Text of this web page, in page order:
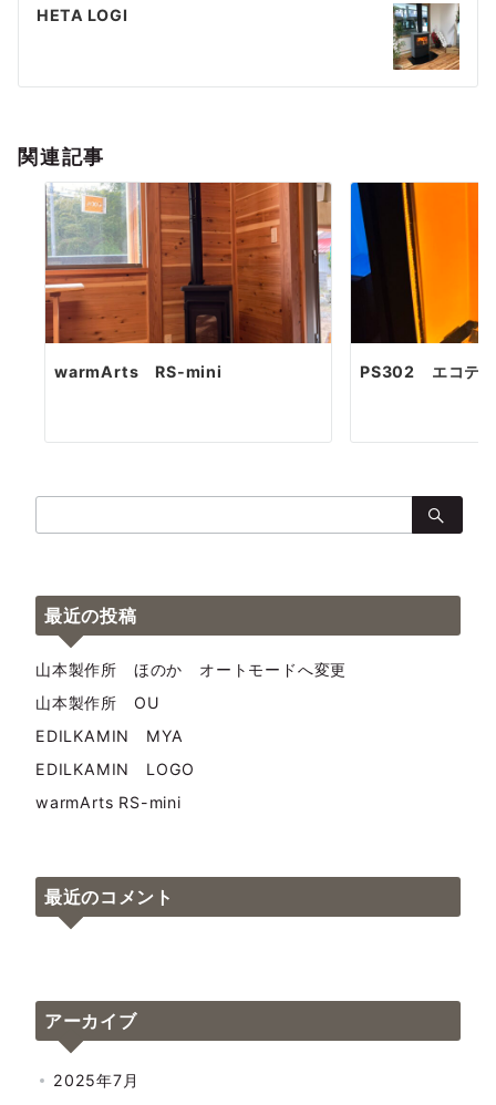
ゲ
シ
ン
HETA LOGI
関連記事
warmArts RS-mini PS302 エコテ
索：
最近の投稿
山本製作所 ほのか オートモードへ変更
山本製作所 OU
EDILKAMIN MYA
EDILKAMIN LOGO
warmArts RS-mini
最近のコメント
アーカイブ
2025年7月